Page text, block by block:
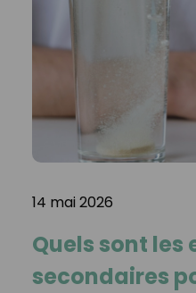
14 mai 2026
Quels sont les
secondaires